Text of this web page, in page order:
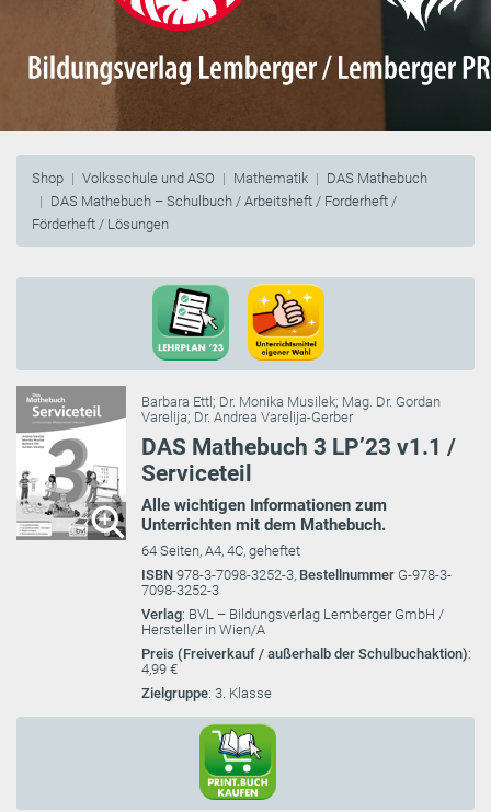
Shop Volksschule und ASO Mathematik
DAS Mathebuch
DAS Mathebuch – Schulbuch / Arbeitsheft / Forderheft /
Förderheft / Lösungen
Barbara Ettl ; Dr. Monika Musilek; Mag. Dr. Gordan
Varelija; Dr. Andrea Varelija-Gerber
DAS Mathebuch 3 LP’23 v1.1 /
Serviceteil
Alle wichtigen Informationen zum
Unterrichten mit dem Mathebuch.
64 Seiten, A4, 4C, geheftet
ISBN 978-3-7098-3252-3, Bestellnummer G-978-3-
7098-3252-3
Verlag: BVL – Bildungsverlag Lemberger GmbH /
Hersteller in Wien/A
Preis (Freiverkauf / außerhalb der Schulbuchaktion):
4,99 €
Zielgruppe: 3. Klasse